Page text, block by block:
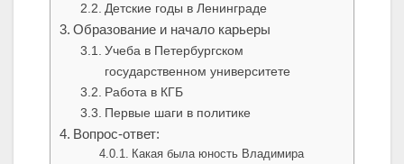
Детские годы в Ленинграде
Образование и начало карьеры
Учеба в Петербургском
государственном университете
Работа в КГБ
Первые шаги в политике
Вопрос-ответ:
Какая была юность Владимира